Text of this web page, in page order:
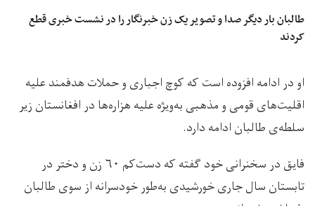
طالبان بار دیگر صدا و تصویر یک زن خبرنگار را در نشست خبری قطع
کردند
او در ادامه افزوده است که کوچ اجبارى و حملات هدفمند عليه
اقلیت‌های قومى و مذهبى به‌ویژه علیه هزاره‌ها در افغانستان زیر
سلطه‌ی طالبان ادامه دارد.
فایق در سخنرانی خود گفته که دست‌کم ۶۰ زن و دختر در
تابستان سال جاری خورشیدی به‌طور خودسرانه از سوی طالبان